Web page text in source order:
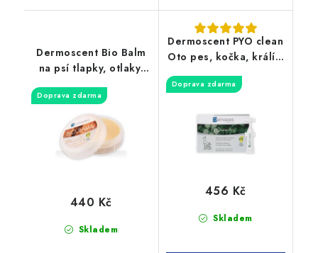
Dermoscent Bio Balm
na psí tlapky, otlaky,
nos 50ml
Doprava zdarma
Skladem
440 Kč
Dermoscent PYO clean
Oto pes, kočka, králíci
10x5ml
Doprava zdarma
Skladem
456 Kč